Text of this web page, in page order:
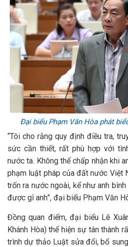
Đại biểu Phạm Văn Hòa phát
“Tôi cho rằng quy định điều tra,
sức cần thiết, rất phù hợp với
nước ta. Không thể chấp nhận khi
phạm luật pháp của đất nước Việt
trốn ra nước ngoài, kể như anh
được gì anh”, đại biểu Phạm Văn
Đồng quan điểm, đại biểu Lê
Khánh Hòa) thể hiện sự tán thành
trình dự thảo Luật sửa đổi, bổ